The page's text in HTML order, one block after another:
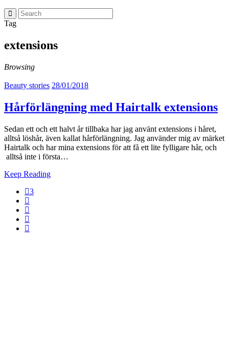
Tag
extensions
Browsing
Beauty stories 28/01/2018
Hårförlängning med Hairtalk extensions
Sedan ett och ett halvt år tillbaka har jag använt extensions i håret,
alltså löshår, även kallat hårförlängning. Jag använder mig av märket
Hairtalk och har mina extensions för att få ett lite fylligare hår, och
alltså inte i första…
Keep Reading
3